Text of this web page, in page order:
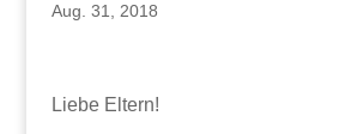
Aug. 31, 2018
Liebe Eltern!